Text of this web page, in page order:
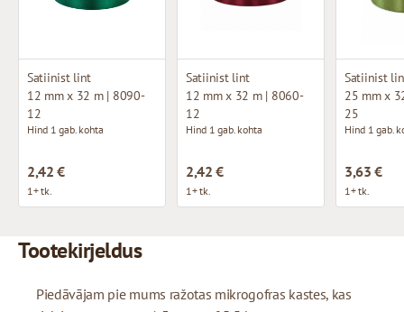
Satiinist lint
12 mm x 32 m | 8090-
12
Hind 1 gab. kohta
2,42 €
1+ tk.
Satiinist lint
12 mm x 32 m | 8060-
12
Hind 1 gab. kohta
2,42 €
1+ tk.
Satiinist
25 mm x
25
Hind 1 gab.
3,63 €
1+ tk.
Tootekirjeldus
Piedāvājam pie mums ražotas mikrogofras kastes, kas